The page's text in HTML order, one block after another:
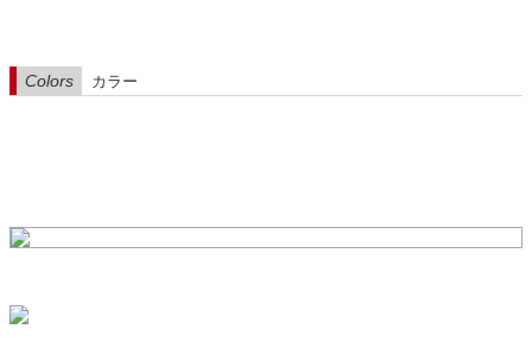
Colors カラー